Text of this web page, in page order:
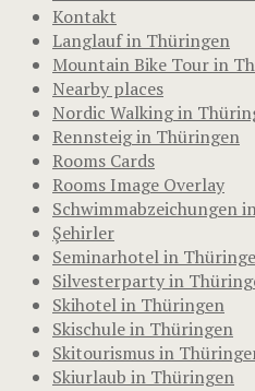
Kontakt
Langlauf in Thüringen
Mountain Bike Tour in
Nearby places
Nordic Walking in
Rennsteig in Thüringen
Rooms Cards
Rooms Image Overlay
Schwimmabzeichungen
Şehirler
Seminarhotel in
Silvesterparty in
Skihotel in Thüringen
Skischule in Thüringen
Skitourismus in
Skiurlaub in Thüringen